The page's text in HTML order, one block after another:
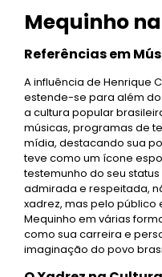
Mequinho
Referências em
A influência de Henrique
estende-se para além
a cultura popular
músicas, programas de
mídia, destacando sua
teve como um ícone
testemunho do seu
admirada e respeitada,
xadrez, mas pelo público
Mequinho em várias
como sua carreira e
imaginação do povo